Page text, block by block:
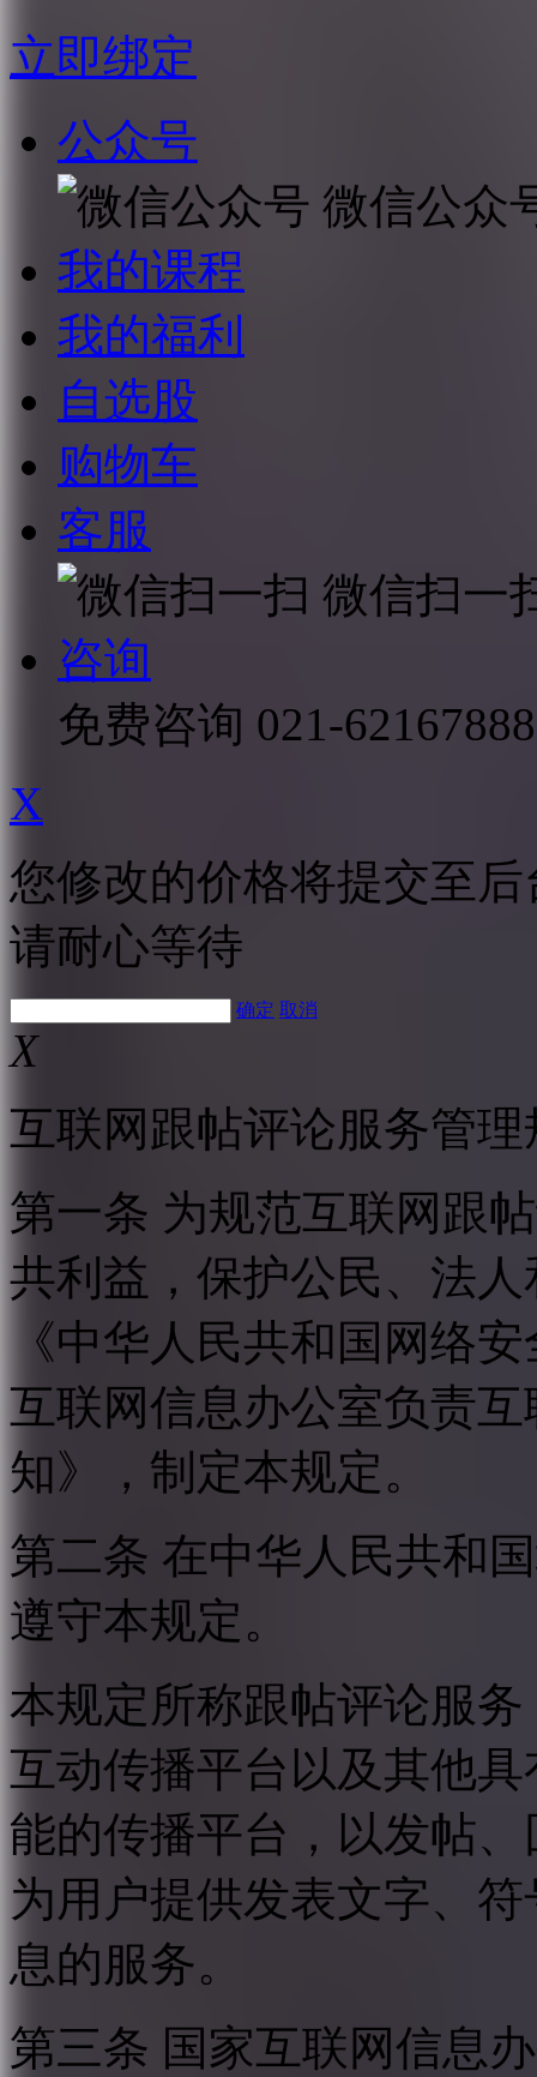
立即绑定
公众号
微信公众
我的课程
我的福利
自选股
购物车
客服
微信扫一
咨询
免费咨询 021-62167888
X
您修改的价格将提交至
请耐心等待
确定 取消
X
互联网跟帖评论服务管理
第一条 为规范互联网跟
共利益，保护公民、法
《中华人民共和国网络
互联网信息办公室负责
知》，制定本规定。
第二条 在中华人民共和
遵守本规定。
本规定所称跟帖评论服
互动传播平台以及其他
能的传播平台，以发帖
为用户提供发表文字、
息的服务。
第三条 国家互联网信息